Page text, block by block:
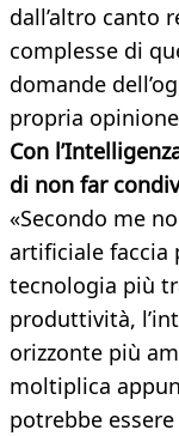
dall’altro canto
complesse di
domande
propria
Con
di non far
«Secondo me
artificiale faccia
tecnologia più
produttività,
orizzonte più
moltiplica
potrebbe